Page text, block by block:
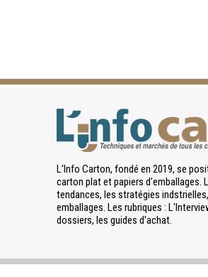
L'Info Carton, fondé en 2019, se
carton plat et papiers d'emballages.
tendances, les stratégies
emballages. Les rubriques :
dossiers, les guides d'achat.